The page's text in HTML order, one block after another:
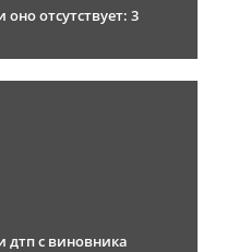
оно отсутствует: 3
с виновника